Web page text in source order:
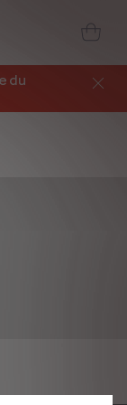
du
telles que la